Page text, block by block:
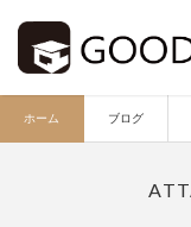
ホーム ブログ